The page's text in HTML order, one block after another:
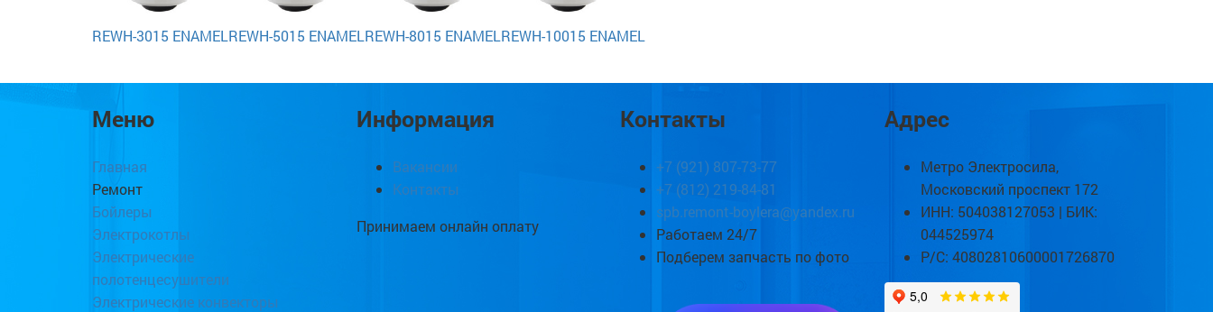
REWH-3015 ENAMELREWH-5015 ENAMELREWH-8015 ENAMELREWH-10015 ENAMEL
Меню
Главная
Ремонт
Бойлеры
Электрокотлы
Электрические
полотенцесушители
Электрические конвекторы
Информация
Вакансии
Контакты
Принимаем онлайн оплату
Контакты
+7 (921) 807-73-77
+7 (812) 219-84-81
spb.remont-boylera@yandex.ru
Работаем 24/7
Подберем запчасть по фото
Адрес
Метро Электросила,
Московский проспект 172
ИНН: 504038127053 | БИК:
044525974
Р/С: 40802810600001726870